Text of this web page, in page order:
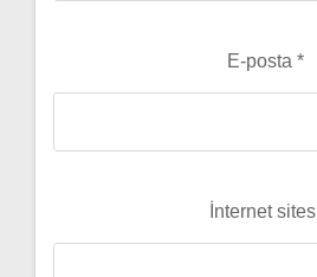
E-posta *
İnternet